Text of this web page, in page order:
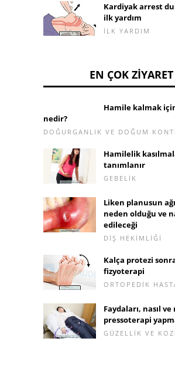
Kardiyak arrest
ilk yardım
ILK YARDIM
EN ÇOK ZIYARET
Hamile kalmak
nedir?
DOĞURGANLIK VE DOĞUM
Hamilelik
tanımlanır
GEBELIK
Liken planusun
neden olduğu ve
edileceği
DIŞ HEKIMLIĞI
Kalça protezi
fizyoterapi
ORTOPEDIK
Faydaları, nasıl
pressoterapi
GÜZELLIK VE